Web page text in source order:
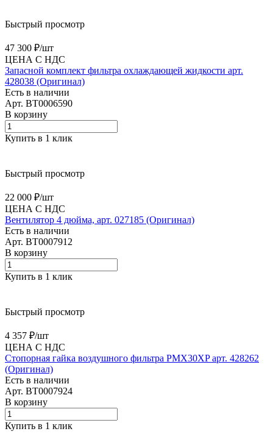
Быстрый просмотр
47 300 ₽/шт
ЦЕНА С НДС
Запасной комплект фильтра охлаждающей жидкости арт.
428038 (Оригинал)
Есть в наличии
Арт. BT0006590
В корзину
Купить в 1 клик
Быстрый просмотр
22 000 ₽/шт
ЦЕНА С НДС
Вентилятор 4 дюйма, арт. 027185 (Оригинал)
Есть в наличии
Арт. BT0007912
В корзину
Купить в 1 клик
Быстрый просмотр
4 357 ₽/шт
ЦЕНА С НДС
Cтопорная гайка воздушного фильтра PMX30XP арт. 428262
(Оригинал)
Есть в наличии
Арт. BT0007924
В корзину
Купить в 1 клик